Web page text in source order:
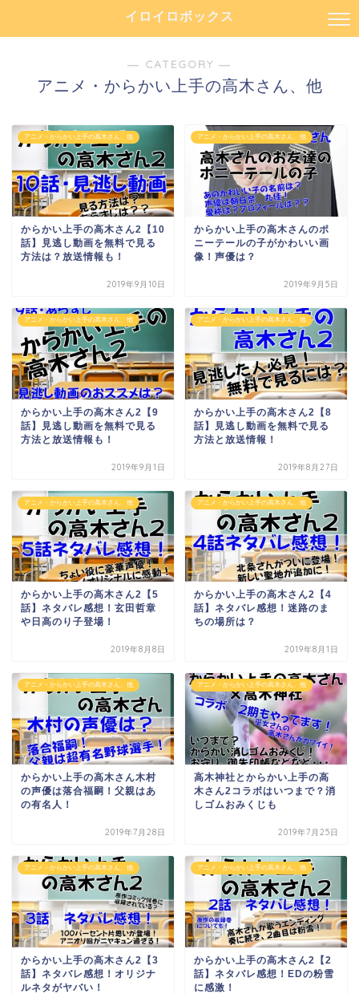
イロイロボックス
― CATEGORY ―
アニメ・からかい上手の高木さん、他
アニメ・からかい上手の高木さん、他
からかい上手の高木さん2【10
話】見逃し動画を無料で見る
方法は？放送情報も！
2019年9月10日
アニメ・からかい上手の高木さん、他
からかい上手の高木さんのポ
ニーテールの子がかわいい画
像！声優は？
2019年9月5日
アニメ・からかい上手の高木さん、他
からかい上手の高木さん2【9
話】見逃し動画を無料で見る
方法と放送情報も！
2019年9月1日
アニメ・からかい上手の高木さん、他
からかい上手の高木さん2【8
話】見逃し動画を無料で見る
方法と放送情報！
2019年8月27日
アニメ・からかい上手の高木さん、他
からかい上手の高木さん2【5
話】ネタバレ感想！玄田哲章
や日高のり子登場！
2019年8月8日
アニメ・からかい上手の高木さん、他
からかい上手の高木さん2【4
話】ネタバレ感想！迷路のま
ちの場所は？
2019年8月1日
アニメ・からかい上手の高木さん、他
からかい上手の高木さん木村
の声優は落合福嗣！父親はあ
の有名人！
2019年7月28日
アニメ・からかい上手の高木さん、他
高木神社とからかい上手の高
木さん2コラボはいつまで？消
しゴムおみくじも
2019年7月25日
アニメ・からかい上手の高木さん、他
からかい上手の高木さん2【3
話】ネタバレ感想！オリジナ
ルネタがヤバい！
アニメ・からかい上手の高木さん、他
からかい上手の高木さん2【2
話】ネタバレ感想！EDの粉雪
に感激！